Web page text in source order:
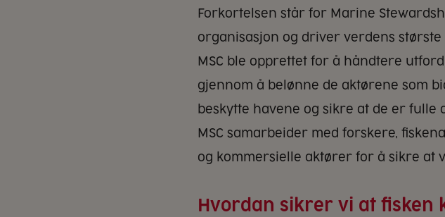
Forkortelsen står for Marine
organisasjon og driver verdens
MSC ble opprettet for å håndtere
gjennom å belønne de aktørene som
beskytte havene og sikre at de er
MSC samarbeider med forskere,
og kommersielle aktører for å sikre
Hvordan sikrer vi at